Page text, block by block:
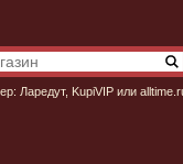
Ларедут, KupiVIPили